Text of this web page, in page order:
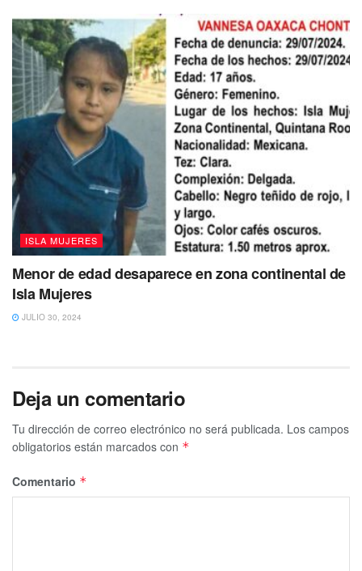
ISLA MUJERES
Menor de edad desaparece en zona continental de
Isla Mujeres
JULIO 30, 2024
Deja un comentario
Tu dirección de correo electrónico no será publicada. Los campos
obligatorios están marcados con *
Comentario *